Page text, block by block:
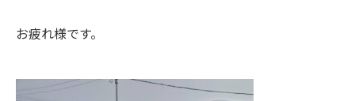
お疲れ様です。